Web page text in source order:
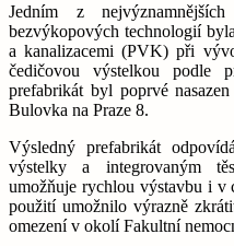
Jedním z
bezvýkopových technologií
a kanalizacemi (PVK) při
čedičovou výstelkou podle
prefabrikát byl poprvé
Bulovka na Praze 8.
Výsledný prefabrikát
výstelky a integrovaným
umožňuje rychlou výstavbu i v
použití umožnilo výrazně
omezení v okolí Fakultní